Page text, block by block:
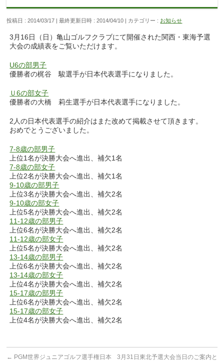
投稿日 : 2014/03/17 最終更新日時 : 2014/04/10 カテゴリー : お知らせ
3月16日（日）亀山ゴルフクラブにて開催された関西・東海予選
大会の成績表をご覧いただけます。
U6の部男子
優勝者の梶谷 駿選手が日本代表選手になりました。
Ｕ6の部女子
優勝者の大橋 莉生選手が日本代表選手になりました。
2人の日本代表選手の紹介はまた改めて掲載させて頂きます。
おめでとうございました。
7-8歳の部男子
上位1名が決勝大会へ進出、補欠1名
7-8歳の部女子
上位2名が決勝大会へ進出、補欠1名
9-10歳の部男子
上位3名が決勝大会へ進出、補欠2名
9-10歳の部女子
上位5名が決勝大会へ進出、補欠2名
11-12歳の部男子
上位6名が決勝大会へ進出、補欠2名
11-12歳の部女子
上位5名が決勝大会へ進出、補欠2名
13-14歳の部男子
上位6名が決勝大会へ進出、補欠2名
13-14歳の部女子
上位4名が決勝大会へ進出、補欠2名
15-17歳の部男子
上位6名が決勝大会へ進出、補欠2名
15-17歳の部女子
上位4名が決勝大会へ進出、補欠2名
← PGM世界ジュニアゴルフ選手権日本
3月31日東北予選大会当日のご案内と